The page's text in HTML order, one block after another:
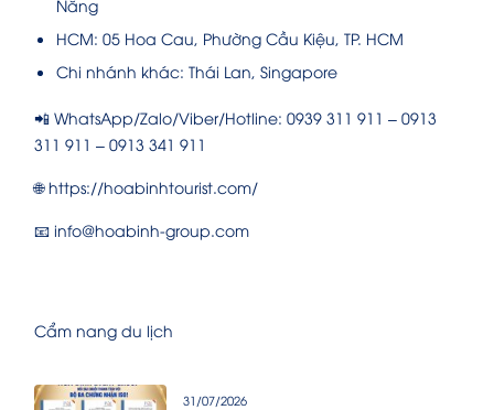
Nẵng
HCM: 05 Hoa Cau, Phường Cầu Kiệu, TP. HCM
Chi nhánh khác: Thái Lan, Singapore
📲 WhatsApp/Zalo/Viber/Hotline: 0939 311 911 – 0913
311 911 – 0913 341 911
🌐 https://hoabinhtourist.com/
📧 info@hoabinh-group.com
Cẩm nang du lịch
31/07/2026